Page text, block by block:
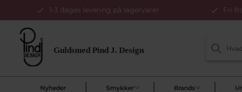
1-3 dages levering på lagervarer Fri
Nyheder Smykker Brands